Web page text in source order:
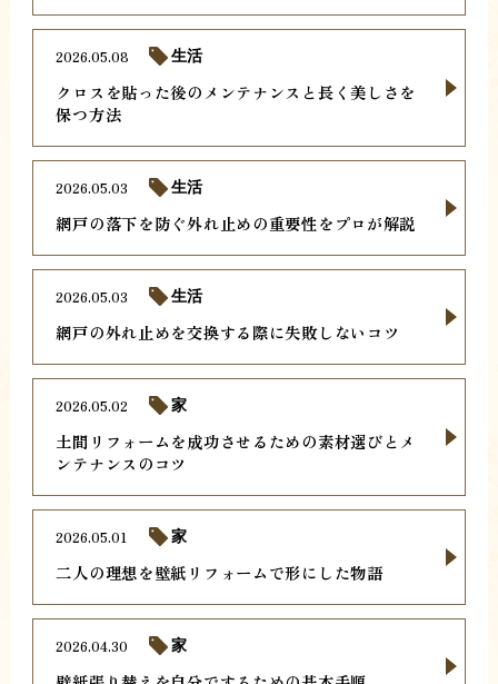
クロスを貼った後のメンテナンスと長く美しさを
保つ方法
2026.05.08 生活
網戸の落下を防ぐ外れ止めの重要性をプロが解説
2026.05.03 生活
網戸の外れ止めを交換する際に失敗しないコツ
2026.05.03 生活
土間リフォームを成功させるための素材選びとメ
ンテナンスのコツ
2026.05.02 家
二人の理想を壁紙リフォームで形にした物語
2026.05.01 家
2026.04.30 家